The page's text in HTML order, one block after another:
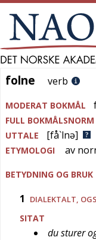
folne
folne verb
MODERAT BOKMÅL
FULL BOKMÅLSNORM
UTTALE
[få`lnə]
ETYMOLOGI av
BETYDNING OG BRUK
1 DIALEKTALT ,
SITAT
du sturer